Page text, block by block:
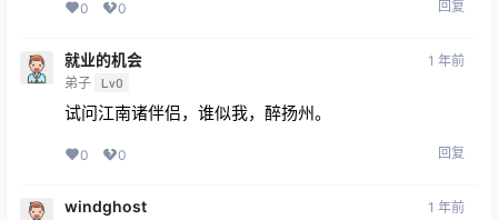
0 0 回复
就业的机会
弟子 Lv0
1 年前
试问江南诸伴侣，谁似我，醉扬州。
0 0 回复
windghost 1 年前